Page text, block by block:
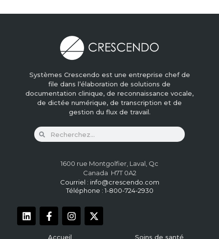
Systèmes Crescendo est une entreprise chef de
file dans l’élaboration de solutions de
documentation clinique, de reconnaissance vocale,
de dictée numérique, de transcription et de
gestion du flux de travail.
1600 rue Montgolfier, Laval, Qc
Canada H7T 0A2
Courriel : info@crescendo.com
Téléphone : 1-800-724-2930
Accueil Soins de santé